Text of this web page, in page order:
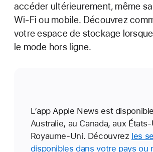
accéder ultérieurement, même
Wi-Fi ou mobile. Découvrez
votre espace de stockage
le mode hors ligne.
L’app Apple News est
Australie, au Canada, aux
Royaume-Uni. Découvrez les
disponibles dans votre pays ou